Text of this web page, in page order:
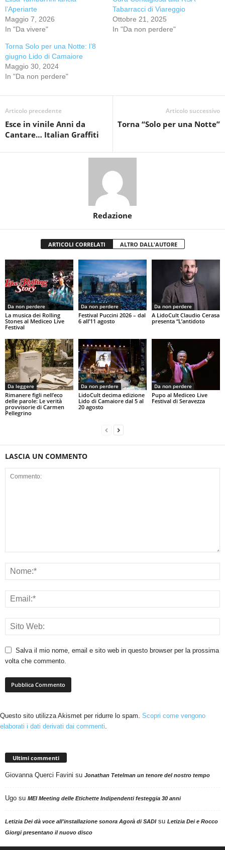
l’Aperiarte
Maggio 7, 2026
In "Da vivere"
Tabarracci di Viareggio
Ottobre 21, 2025
In "Da non perdere"
Torna Solo per una Notte: l’8
giugno Lido di Camaiore
Maggio 30, 2024
In "Da non perdere"
Articolo precedente
Esce in vinile Anni da
Cantare… Italian Graffiti
Articolo successivo
Torna “Solo per una Notte”
Redazione
ARTICOLI CORRELATI ALTRO DALL'AUTORE
Da non perdere
La musica dei Rolling
Stones al Mediceo Live
Festival
Da non perdere
Festival Puccini 2026 – dal
6 all’11 agosto
Da non perdere
A LidoCult Claudio Cerasa
presenta “L’antidoto
Da leggere
Rimanere figli nell’eco
delle parole: Le verità
provvisorie di Carmen
Pellegrino
Da non perdere
LidoCult decima edizione
Lido di Camaiore dal 5 al
20 agosto
Da non perdere
Pupo al Mediceo Live
Festival di Seravezza
LASCIA UN COMMENTO
Salva il mio nome, email e sito web in questo browser per la prossima
volta che commento.
Questo sito utilizza Akismet per ridurre lo spam. Scopri come vengono
elaborati i dati derivati dai commenti.
Ultimi commenti
Giovanna Querci Favini su Jonathan Tetelman un tenore del nostro tempo
Ugo su MEI Meeting delle Etichette Indipendenti festeggia 30 anni
Letizia Dei dà voce all'installazione sonora Agorà di SADIsu Letizia Dei e Rocco
Giorgi presentano il nuovo disco